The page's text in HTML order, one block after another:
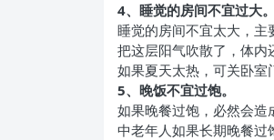
4、睡觉的房间不宜过大。
睡觉的房间不宜太大，
把这层阳气吹散了，体内
如果夏天太热，可关卧室
5、晚饭不宜过饱。
如果晚餐过饱，必然会造
中老年人如果长期晚餐过